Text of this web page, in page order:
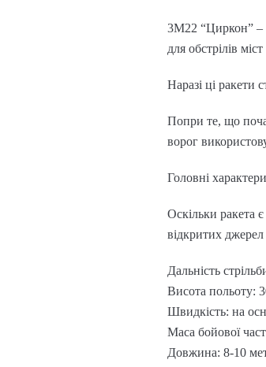
3М22 “Циркон” –
для обстрілів
Наразі ці ракети
Попри те, що
ворог
Головні
Оскільки ракета
відкритих джерел
Дальність
Висота польоту:
Швидкість: на
Маса бойової
Довжина: 8-10